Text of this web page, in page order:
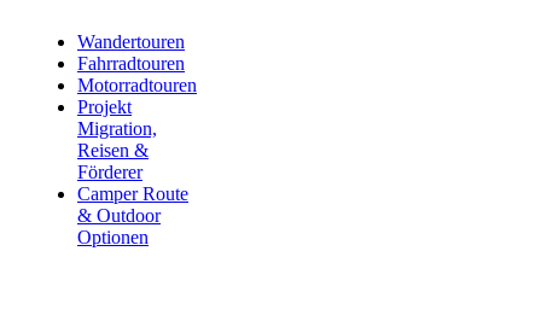
Wandertouren
Fahrradtouren
Motorradtouren
Projekt
Migration,
Reisen &
Förderer
Camper Route
& Outdoor
Optionen